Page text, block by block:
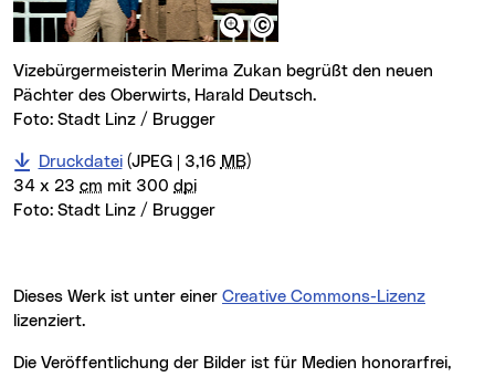
Vizebürgermeisterin Merima Zukan begrüßt den neuen
Pächter des Oberwirts, Harald Deutsch.
Foto: Stadt Linz / Brugger
Druckdatei(JPEG | 3,16 MB)
34 x 23 cm mit 300 dpi
Foto: Stadt Linz / Brugger
Dieses Werk ist unter einer Creative Commons-Lizenz
lizenziert.
Die Veröffentlichung der Bilder ist für Medien honorarfrei,